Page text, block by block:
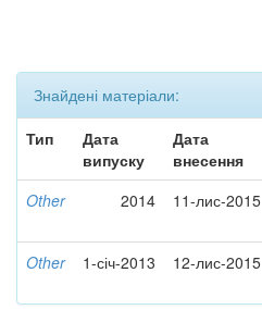
Знайдені матеріали:
Тип
Дата
випуску
Дата
внесення
Other 2014 11-лис-2015
Other 1-січ-2013 12-лис-2015